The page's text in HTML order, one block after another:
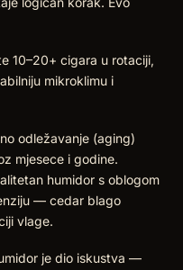
10–20+ cigara u rotaciji,
mikroklimu i
odležavanje (aging)
mjesece i godine.
humidor s oblogom
— cedar blago
vlage.
je dio iskustva —